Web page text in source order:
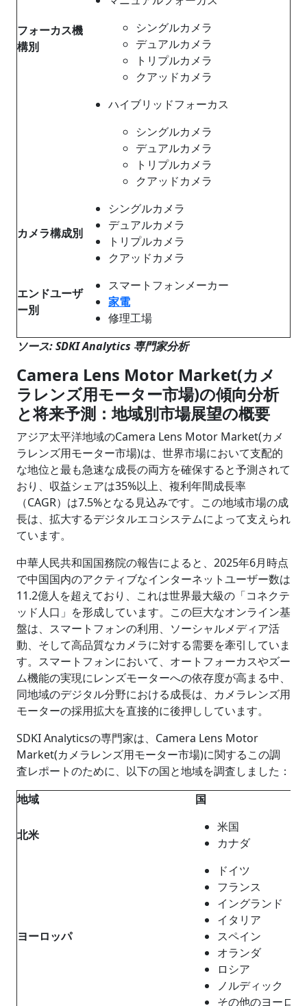
フォーカス機
構別
シングルカメラ
デュアルカメラ
トリプルカメラ
クアッドカメラ
ハイブリッドフォーカス
シングルカメラ
デュアルカメラ
トリプルカメラ
クアッドカメラ
カメラ構成別
シングルカメラ
デュアルカメラ
トリプルカメラ
クアッドカメラ
エンドユーザ
ー別
スマートフォンメーカー
家電
修理工場
ソース: SDKI Analytics 専門家分析
Camera Lens Motor Market(カメ
ラレンズ用モーター市場)の傾向分析
と将来予測：地域別市場展望の概要
アジア太平洋地域のCamera Lens Motor Market(カメ
ラレンズ用モーター市場)は、世界市場において支配的
な地位と最も急速な成長の両方を確保すると予測されて
おり、収益シェアは35%以上、複利年間成長率
（CAGR）は7.5%となる見込みです。この地域市場の成
長は、拡大するデジタルエコシステムによって支えられ
ています。
中華人民共和国国務院の報告によると、2025年6月時点
で中国国内のアクティブなインターネットユーザー数は
11.2億人を超えており、これは世界最大級の「コネクテ
ッド人口」を形成しています。この巨大なオンライン基
盤は、スマートフォンの利用、ソーシャルメディア活
動、そして高品質なカメラに対する需要を牽引していま
す。スマートフォンにおいて、オートフォーカスやズー
ム機能の実現にレンズモーターへの依存度が高まる中、
同地域のデジタル分野における成長は、カメラレンズ用
モーターの採用拡大を直接的に後押ししています。
SDKI Analyticsの専門家は、Camera Lens Motor
Market(カメラレンズ用モーター市場)に関するこの調
査レポートのために、以下の国と地域を調査しました：
地域
国
北米
米国
カナダ
ヨーロッパ
ドイツ
フランス
イングランド
イタリア
スペイン
オランダ
ロシア
ノルディック
その他のヨーロ